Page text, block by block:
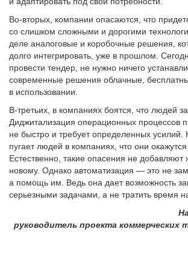
Во-вторых, компании опасаются, что
со слишком сложными и дорогими
деле аналоговые и коробочные решения,
долго интегрировать, уже в прошлом.
провести тендер, не нужно ничего
современные решения облачные,
в использовании.
В-третьих, в компаниях боятся, что людей
Диджитализация операционных процессов
не быстро и требует определенных усилий.
пугает людей в компаниях, что они
Естественно, такие опасения не добавляют
новому. Однако автоматизация — это не
а помощь им. Ведь она дает возможность
серьезными задачами, а не тратить время
руководитель проекта коммерческих